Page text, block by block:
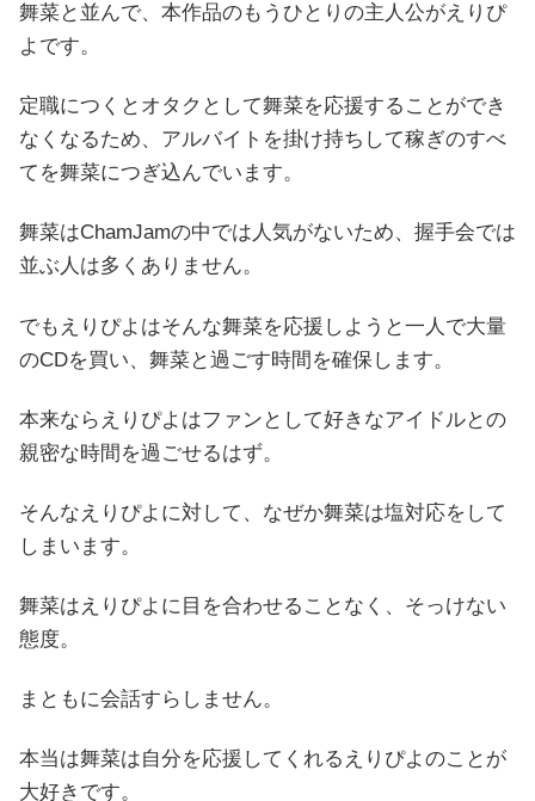
舞菜と並んで、本作品のもうひとりの主人公がえりぴ
よです。
定職につくとオタクとして舞菜を応援することができ
なくなるため、アルバイトを掛け持ちして稼ぎのすべ
てを舞菜につぎ込んでいます。
舞菜はChamJamの中では人気がないため、握手会では
並ぶ人は多くありません。
でもえりぴよはそんな舞菜を応援しようと一人で大量
のCDを買い、舞菜と過ごす時間を確保します。
本来ならえりぴよはファンとして好きなアイドルとの
親密な時間を過ごせるはず。
そんなえりぴよに対して、なぜか舞菜は塩対応をして
しまいます。
舞菜はえりぴよに目を合わせることなく、そっけない
態度。
まともに会話すらしません。
本当は舞菜は自分を応援してくれるえりぴよのことが
大好きです。